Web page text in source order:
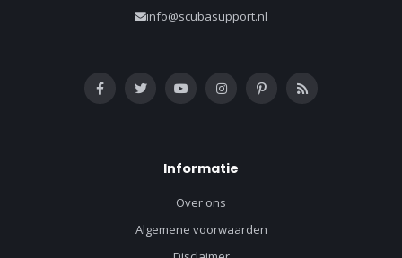
info@scubasupport.nl
Informatie
Over ons
Algemene voorwaarden